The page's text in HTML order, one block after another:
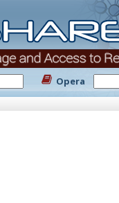
Opera